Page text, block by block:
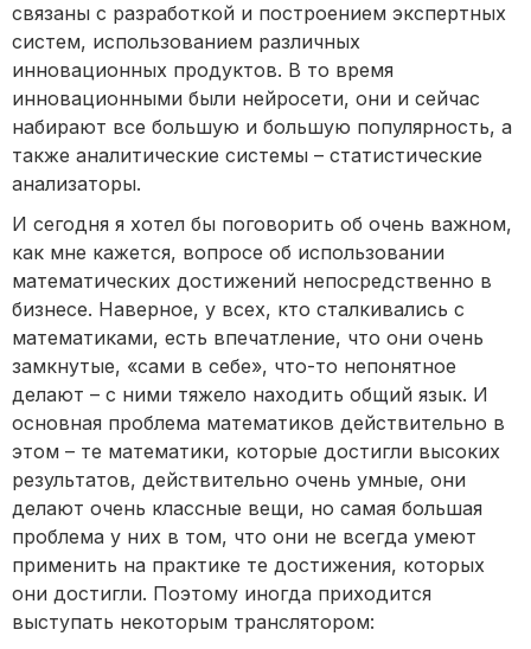
связаны с разработкой и построением экспертных
систем, использованием различных
инновационных продуктов. В то время
инновационными были нейросети, они и сейчас
набирают все большую и большую популярность, а
также аналитические системы – статистические
анализаторы.
И сегодня я хотел бы поговорить об очень важном,
как мне кажется, вопросе об использовании
математических достижений непосредственно в
бизнесе. Наверное, у всех, кто сталкивались с
математиками, есть впечатление, что они очень
замкнутые, «сами в себе», что-то непонятное
делают – с ними тяжело находить общий язык. И
основная проблема математиков действительно в
этом – те математики, которые достигли высоких
результатов, действительно очень умные, они
делают очень классные вещи, но самая большая
проблема у них в том, что они не всегда умеют
применить на практике те достижения, которых
они достигли. Поэтому иногда приходится
выступать некоторым транслятором: